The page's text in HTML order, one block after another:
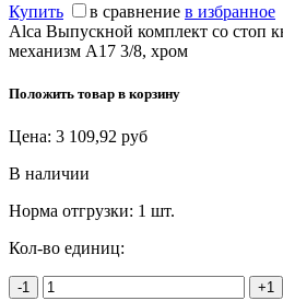
Купить в сравнение в избранное
Alca Выпускной комплект со стоп
механизм А17 3/8, хром
Положить товар в корзину
Цена: 3 109,92 руб
В наличии
Норма отгрузки: 1 шт.
Кол-во единиц:
-1 +1